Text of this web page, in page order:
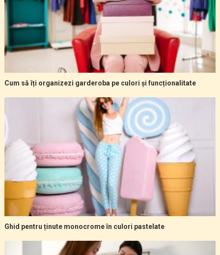
Cum să îți organizezi garderoba pe culori și funcționalitate
Ghid pentru ținute monocrome în culori pastelate